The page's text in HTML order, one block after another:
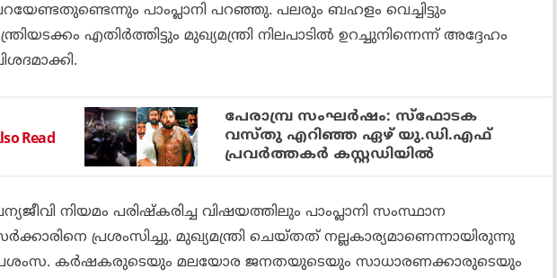
പാംപ്ലാനി പറഞ്ഞു. പലരും ബഹളം വെച്ചിട്ടും
എതിര്‍ത്തിട്ടും മുഖ്യമന്ത്രി നിലപാടില്‍ ഉറച്ചുനിന്നെന്ന് അദ്ദേഹം
Read
പേരാമ്പ്ര സംഘര്‍ഷം: സ്‌ഫോടക
വസ്തു എറിഞ്ഞ ഏഴ് യു.ഡി.എഫ്
പ്രവര്‍ത്തകര്‍ കസ്റ്റഡിയില്‍
നിയമം പരിഷ്‌കരിച്ച വിഷയത്തിലും പാംപ്ലാനി സംസ്ഥാന
പ്രശംസിച്ചു. മുഖ്യമന്ത്രി ചെയ്തത് നല്ലകാര്യമാണെന്നായിരുന്നു
കര്‍ഷകരുടെയും മലയോര ജനതയുടെയും സാധാരണക്കാരുടെയും